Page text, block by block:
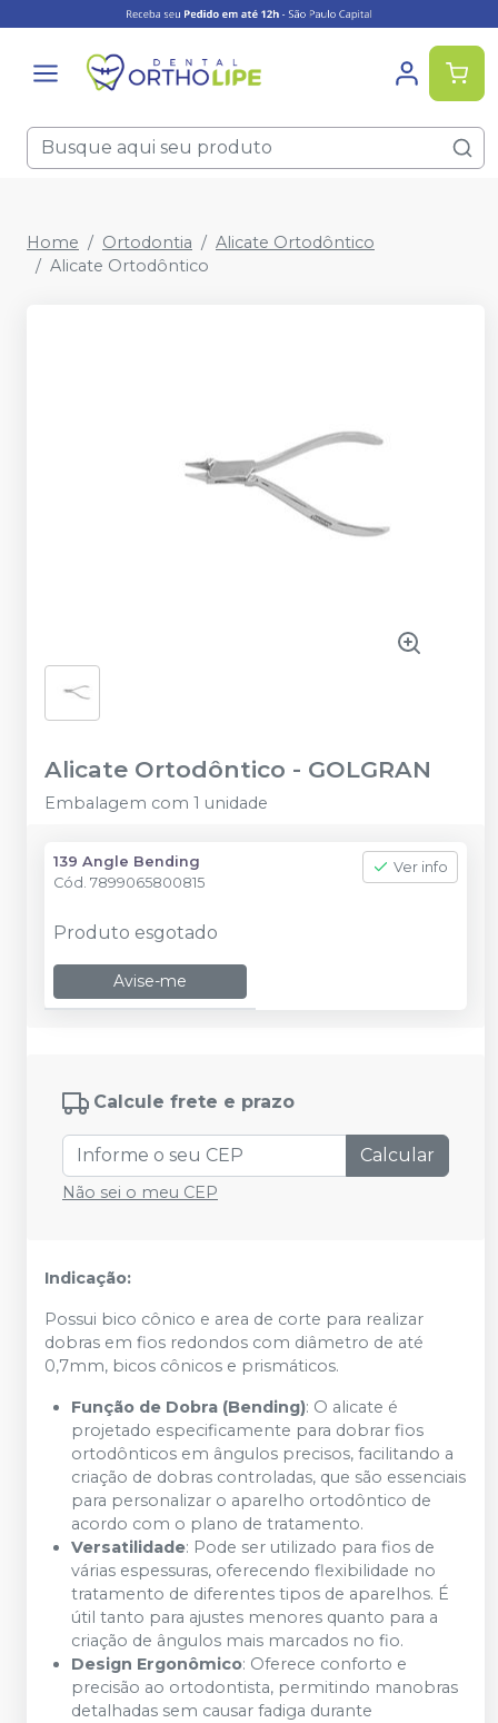
Home Ortodontia
Alicate Ortodôntico
Alicate Ortodôntico
Alicate Ortodôntico - GOLGRAN
Embalagem com 1 unidade
139 Angle Bending
Cód. 7899065800815
Ver info
Produto esgotado
Avise-me
Calcule frete e prazo
Calcular
Não sei o meu CEP
Indicação:
Possui bico cônico e area de corte para realizar
dobras em fios redondos com diâmetro de até
0,7mm, bicos cônicos e prismáticos.
Função de Dobra (Bending): O alicate é
projetado especificamente para dobrar fios
ortodônticos em ângulos precisos, facilitando a
criação de dobras controladas, que são essenciais
para personalizar o aparelho ortodôntico de
acordo com o plano de tratamento.
Versatilidade: Pode ser utilizado para fios de
várias espessuras, oferecendo flexibilidade no
tratamento de diferentes tipos de aparelhos. É
útil tanto para ajustes menores quanto para a
criação de ângulos mais marcados no fio.
Design Ergonômico: Oferece conforto e
precisão ao ortodontista, permitindo manobras
detalhadas sem causar fadiga durante